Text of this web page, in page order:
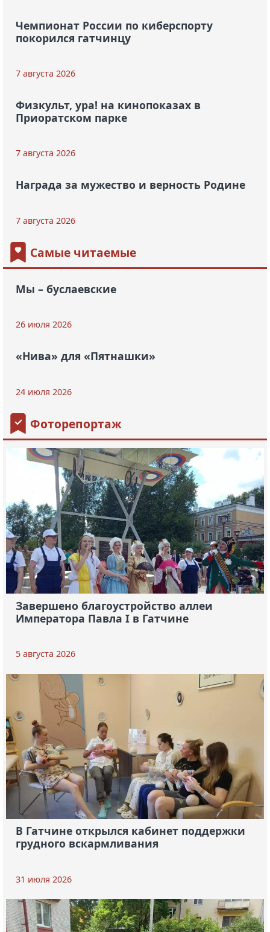
Чемпионат России по киберспорту
покорился гатчинцу
7 августа 2026
Физкульт, ура! на кинопоказах в
Приоратском парке
7 августа 2026
Награда за мужество и верность Родине
7 августа 2026
Самые читаемые
Мы – буслаевские
26 июля 2026
«Нива» для «Пятнашки»
24 июля 2026
Фоторепортаж
Завершено благоустройство аллеи
Императора Павла I в Гатчине
5 августа 2026
В Гатчине открылся кабинет поддержки
грудного вскармливания
31 июля 2026